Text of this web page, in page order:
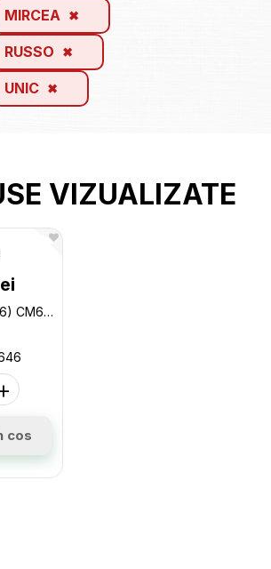
MIRCEA
RUSSO
UNIC
VIZUALIZATE
Album foto (646) CM646
cos